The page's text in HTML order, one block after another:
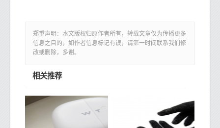
郑重声明：本文版权归原作者所有，转载文章仅为传播更多
信息之目的，如作者信息标记有误，请第一时间联系我们修
改或删除，多谢。
相关推荐